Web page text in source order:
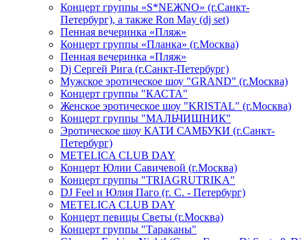
Концерт группы «S*NEЖNO» (г.Санкт-
Петербург), а также Ron May (dj set)
Пенная вечеринка «Пляж»
Концерт группы «Планка» (г.Москва)
Пенная вечеринка «Пляж»
Dj Сергей Рига (г.Санкт-Петербург)
Мужское эротическое шоу "GRAND" (г.Москва)
Концерт группы "КАСТА"
Женское эротическое шоу "KRISTAL" (г.Москва)
Концерт группы "МАЛЬЧИШНИК"
Эротическое шоу КАТИ САМБУКИ (г.Санкт-
Петербург)
METELICA CLUB DAY
Концерт Юлии Савичевой (г.Москва)
Концерт группы "TRIAGRUTRIKA"
DJ Feel и Юлия Паго (г. С. - Петербург)
METELICA CLUB DAY
Концерт певицы Светы (г.Москва)
Концерт группы "Тараканы"